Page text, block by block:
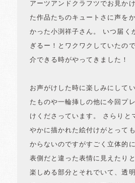
アーツアンドクラフツでお見か
た作品たちのキュートさに声を
かった小渕祥子さん。 いつ届く
ぎるー！とワクワクしていたの
介できる時がやってきました！
お声がけした時に楽しみにして
たものや一輪挿しの他に今回プ
けくださっています。 さらりと
やかに描かれた絵付けがとって
からないのですがすごく立体的
表側だと違った表情に見えたり
楽しめる部分とそれでいて、透